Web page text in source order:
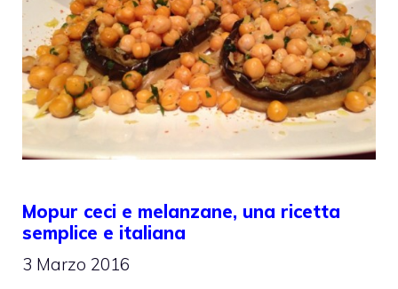
Mopur ceci e melanzane, una ricetta
semplice e italiana
3 Marzo 2016